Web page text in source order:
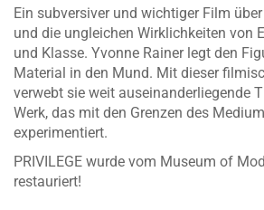
Ein subversiver und wichtiger Film
und die ungleichen Wirklichkeiten von
und Klasse. Yvonne Rainer legt den
Material in den Mund. Mit dieser
verwebt sie weit auseinanderliegende
Werk, das mit den Grenzen des
experimentiert.
PRIVILEGE wurde vom Museum of
restauriert!